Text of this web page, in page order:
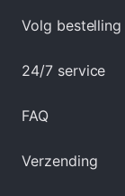
Volg bestelling
24/7 service
FAQ
Verzending